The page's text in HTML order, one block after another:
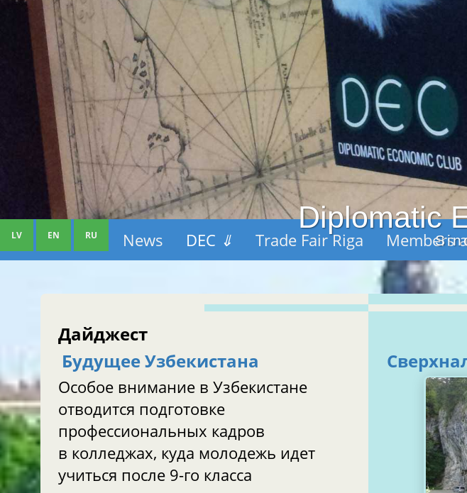
Diplomatic
LV EN RU News DEC ⇓ Trade Fair Riga Members
Дайджест
Будущее Узбекистана
Особое внимание в Узбекистане
отводится подготовке
профессиональных кадров
в колледжах, куда молодежь идет
учиться после 9-го класса